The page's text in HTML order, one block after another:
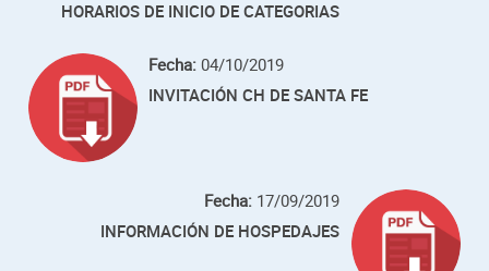
HORARIOS DE INICIO DE CATEGORIAS
Fecha:04/10/2019
INVITACIÓN CH DE SANTA FE
Fecha: 17/09/2019
INFORMACIÓN DE HOSPEDAJES